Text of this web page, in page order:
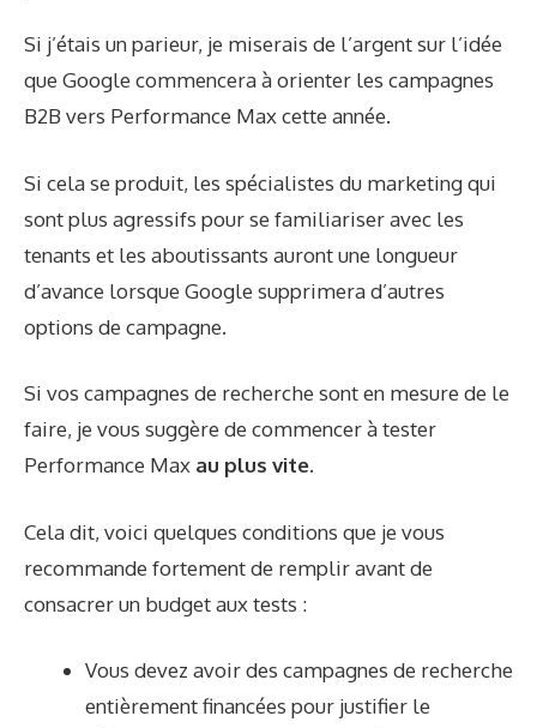
Si j’étais un parieur, je miserais de l’argent sur l’idée
que Google commencera à orienter les campagnes
B2B vers Performance Max cette année.
Si cela se produit, les spécialistes du marketing qui
sont plus agressifs pour se familiariser avec les
tenants et les aboutissants auront une longueur
d’avance lorsque Google supprimera d’autres
options de campagne.
Si vos campagnes de recherche sont en mesure de le
faire, je vous suggère de commencer à tester
Performance Max au plus vite.
Cela dit, voici quelques conditions que je vous
recommande fortement de remplir avant de
consacrer un budget aux tests :
Vous devez avoir des campagnes de recherche
entièrement financées pour justifier le